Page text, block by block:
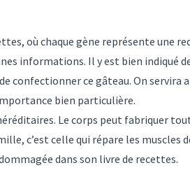
où chaque gène représente une
informations. Il y est bien indiqué
confectionner ce gâteau. On
bien particulière.
Le corps peut fabriquer
c’est celle qui répare les muscles
dans son livre de recettes.